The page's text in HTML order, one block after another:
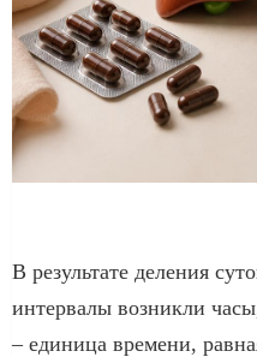
В результате деления
интервалы возникли
– единица времени,